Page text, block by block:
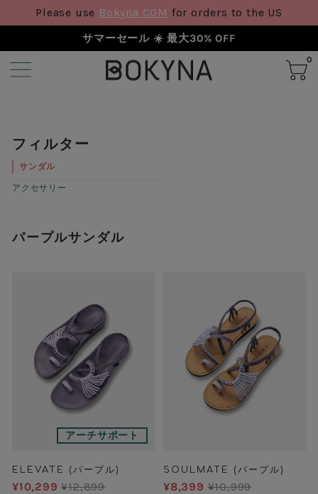
Please use Bokyna COM for orders to the US
サマーセール ☀️ 最大30% OFF
0
フィルター
サンダル
アクセサリー
パープルサンダル
アーチサポート
ELEVATE (パープル)
¥10,299¥12,899
SOULMATE (パープル)
¥8,399¥10,999